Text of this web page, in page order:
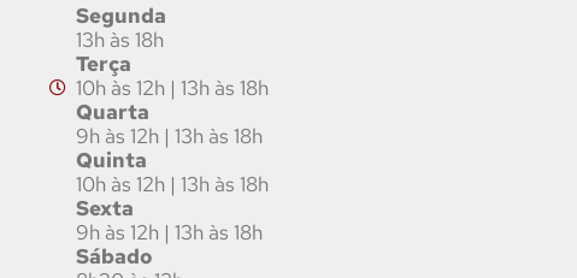
Segunda
13h às 18h
Terça
10h às 12h | 13h às 18h
Quarta
9h às 12h | 13h às 18h
Quinta
10h às 12h | 13h às 18h
Sexta
9h às 12h | 13h às 18h
Sábado